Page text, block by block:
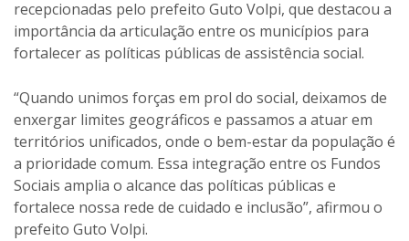
recepcionadas pelo prefeito Guto Volpi, que destacou a
importância da articulação entre os municípios para
fortalecer as políticas públicas de assistência social.
“Quando unimos forças em prol do social, deixamos de
enxergar limites geográficos e passamos a atuar em
territórios unificados, onde o bem-estar da população é
a prioridade comum. Essa integração entre os Fundos
Sociais amplia o alcance das políticas públicas e
fortalece nossa rede de cuidado e inclusão”, afirmou o
prefeito Guto Volpi.